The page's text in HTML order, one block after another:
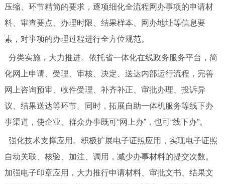
压缩、环节精简的要求，逐项细化全流程网办事项的申请材
料、审查要点、办理时限、结果样本、网办地址等信息要
素，对事项的办理过程进行全方位规范。
分类实施，大力推进。依托省一体化在线政务服务平台，简
化网上申请、受理、审核、决定、送达内部运行流程，完善
网上咨询预审、收件受理、补齐补正、审批办理、投诉异
议、结果送达等环节。同时，拓展自助一体机服务等线下办
事渠道，使企业、群众办事既可“网上办”，也可“线下办”。
强化技术支撑应用。积极扩展电子证照应用，实现电子证照
自动关联、核验、加注、调用，减少办事材料的提交次数。
加强电子印章应用，大力推行申请材料、审批文书、结果文